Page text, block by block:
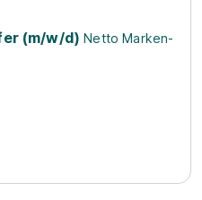
(m/w/d) Netto Marken-